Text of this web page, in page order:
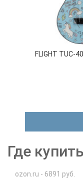
FLIGHT TUC-
Где купить
ozon.ru - 6891 руб.